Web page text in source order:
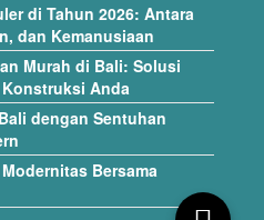
di Tahun 2026: Antara
dan Kemanusiaan
Murah di Bali: Solusi
Anda
dengan Sentuhan
Bersama